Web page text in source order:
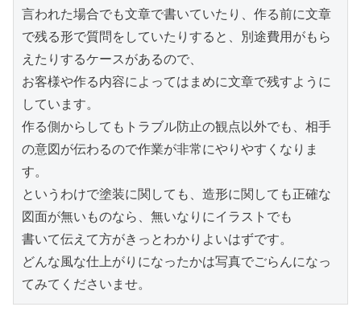
言われた場合でも文章で書いていたり、作る前に文章
で残る形で質問をしていたりすると、別途費用がもら
えたりするケースがあるので、
お客様や作る内容によってはまめに文章で残すように
しています。
作る側からしてもトラブル防止の観点以外でも、相手
の意図が伝わるので作業が非常にやりやすくなりま
す。
というわけで塗装に関しても、造形に関しても正確な
図面が無いものなら、無いなりにイラストでも
書いて伝えて方がきっとわかりよいはずです。
どんな風な仕上がりになったかは写真でごらんになっ
てみてくださいませ。